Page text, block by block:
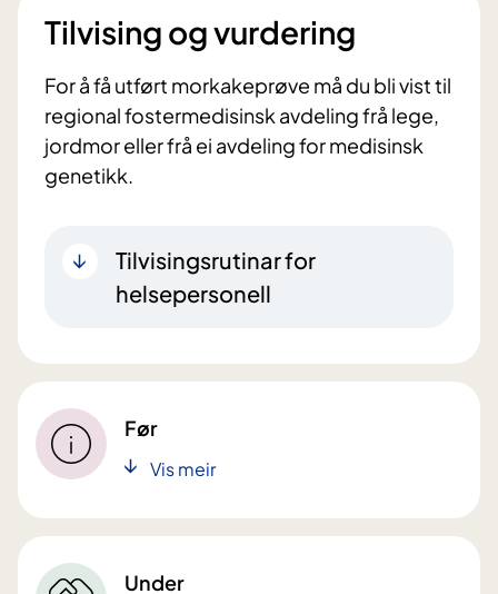
Tilvising og vurdering
For å få utført morkakeprøve må du bli vist til
regional fostermedisinsk avdeling frå lege,
jordmor eller frå ei avdeling for medisinsk
genetikk.
Tilvisingsrutinar for
helsepersonell
Før
Vis meir
Under